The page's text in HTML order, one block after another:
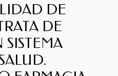
DE
DE
SISTEMA